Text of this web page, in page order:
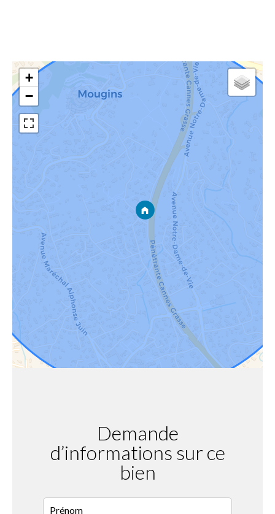
+
−
Demande
d’informations sur ce
bien